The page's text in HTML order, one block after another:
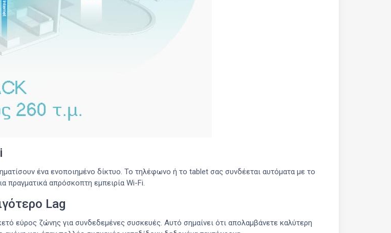
ένα ενοποιημένο δίκτυο. Το τηλέφωνο ή το tablet σας συνδέεται αυτόματα με το
πραγματικά απρόσκοπτη εμπειρία Wi-Fi.
Lag
εύρος ζώνης για συνδεδεμένες συσκευές. Αυτό σημαίνει ότι απολαμβάνετε καλύτερη